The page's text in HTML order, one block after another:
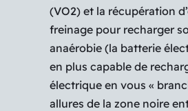
(VO2) et la récupération
freinage pour recharger
anaérobie (la batterie
en plus capable de
électrique en vous «
allures de la zone noire